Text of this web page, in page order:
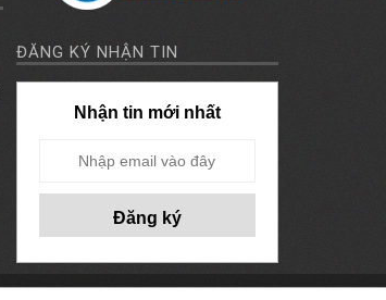
ĐĂNG KÝ NHẬN TIN
Nhận tin mới nhất